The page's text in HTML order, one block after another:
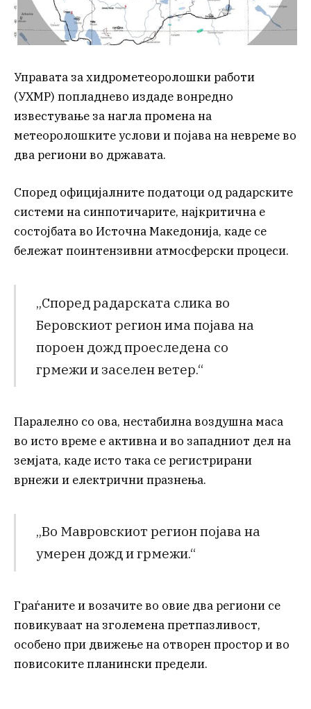
Управата за хидрометеоролошки работи
(УХМР) попладнево издаде вонредно
известување за нагла промена на
метеоролошките услови и појава на невреме во
два региони во државата.
Според официјалните податоци од радарските
системи на синпотичарите, најкритична е
состојбата во Источна Македонија, каде се
бележат поинтензивни атмосферски процеси.
„Според радарската слика во
Беровскиот регион има појава на
пороен дожд проеследена со
грмежи и заселен ветер.“
Паралелно со ова, нестабилна воздушна маса
во исто време е активна и во западниот дел на
земјата, каде исто така се регистрирани
врнежи и електрични празнења.
„Во Мавровскиот регион појава на
умерен дожд и грмежи.“
Граѓаните и возачите во овие два региони се
повикуваат на зголемена претпазливост,
особено при движење на отворен простор и во
повисоките планински предели.